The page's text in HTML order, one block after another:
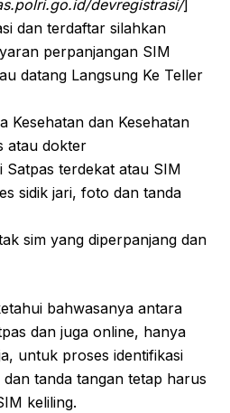
devregistrasi/]
dan terdaftar silahkan
perpanjangan SIM
datang Langsung Ke Teller
Kesehatan dan Kesehatan
atau dokter
Satpas terdekat atau SIM
sidik jari, foto dan tanda
sim yang diperpanjang dan
bahwasanya antara
dan juga online, hanya
untuk proses identifikasi
tanda tangan tetap harus
keliling.